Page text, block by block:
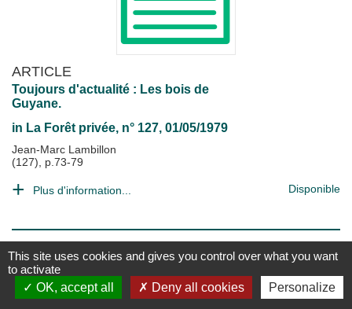
ARTICLE
Toujours d'actualité : Les bois de
Guyane.
in La Forêt privée, n° 127, 01/05/1979
Jean-Marc Lambillon
(127), p.73-79
Plus d'information... Disponible
This site uses cookies and gives you control over what you want
to activate
OK, accept all
Deny all cookies Personalize